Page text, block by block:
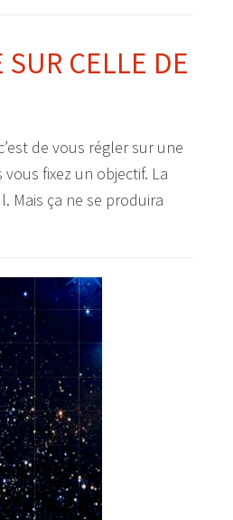
CELLE DE
de vous régler sur une
fixez un objectif. La
Mais ça ne se produira